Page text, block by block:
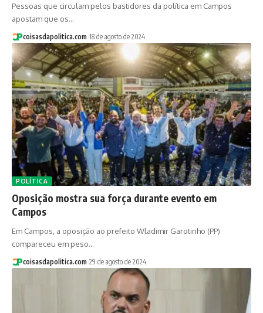
Pessoas que circulam pelos bastidores da política em Campos
apostam que os…
coisasdapolitica.com 18 de agosto de 2024
POLÍTICA
Oposição mostra sua força durante evento em
Campos
Em Campos, a oposição ao prefeito Wladimir Garotinho (PP)
compareceu em peso…
coisasdapolitica.com 29 de agosto de 2024